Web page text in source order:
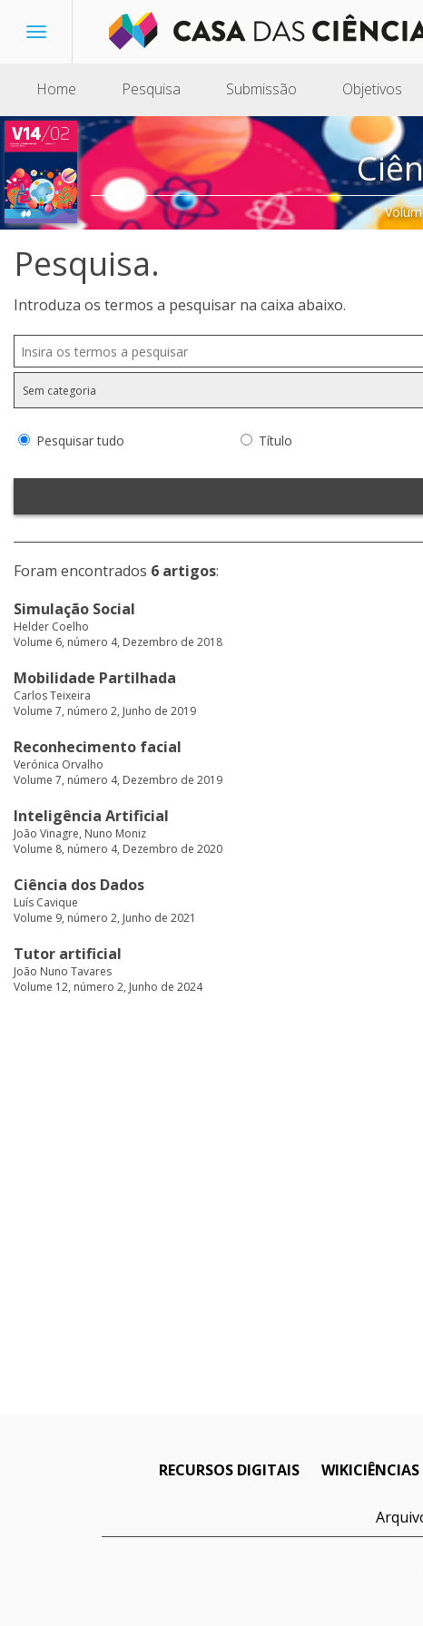
Toggle
Home Pesquisa Submissão Objetivos
Pesquisa.
Introduza os termos a pesquisar na caixa abaixo.
Pesquisar tudo Título
Foram encontrados 6 artigos:
Simulação Social
Helder Coelho
Volume 6, número 4, Dezembro de 2018
Mobilidade Partilhada
Carlos Teixeira
Volume 7, número 2, Junho de 2019
Reconhecimento facial
Verónica Orvalho
Volume 7, número 4, Dezembro de 2019
Inteligência Artificial
João Vinagre, Nuno Moniz
Volume 8, número 4, Dezembro de 2020
Ciência dos Dados
Luís Cavique
Volume 9, número 2, Junho de 2021
Tutor artificial
João Nuno Tavares
Volume 12, número 2, Junho de 2024
RECURSOS DIGITAIS WIKICIÊNCIAS